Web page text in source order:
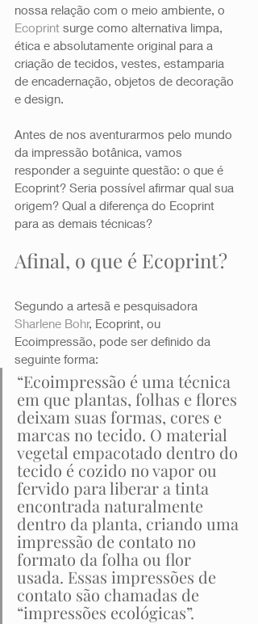
nossa relação com o meio ambiente, o
Ecoprint surge como alternativa limpa,
ética e absolutamente original para a
criação de tecidos, vestes, estamparia
de encadernação, objetos de decoração
e design.
Antes de nos aventurarmos pelo mundo
da impressão botânica, vamos
responder a seguinte questão: o que é
Ecoprint? Seria possível afirmar qual sua
origem? Qual a diferença do Ecoprint
para as demais técnicas?
Afinal, o que é Ecoprint?
Segundo a artesã e pesquisadora
Sharlene Bohr, Ecoprint, ou
Ecoimpressão, pode ser definido da
seguinte forma:
“Ecoimpressão é uma técnica
em que plantas, folhas e flores
deixam suas formas, cores e
marcas no tecido. O material
vegetal empacotado dentro do
tecido é cozido no vapor ou
fervido para liberar a tinta
encontrada naturalmente
dentro da planta, criando uma
impressão de contato no
formato da folha ou flor
usada. Essas impressões de
contato são chamadas de
“impressões ecológicas”.